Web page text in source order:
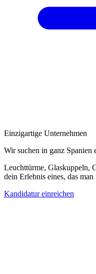
Einzigartige Unternehmen
Wir suchen in ganz Spanien
Leuchttürme, Glaskuppeln,
dein Erlebnis eines, das
Kandidatur einreichen